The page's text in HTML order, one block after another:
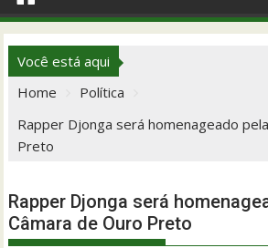
Você está aqui
Home
Política
Rapper Djonga será homenageado
Preto
Rapper Djonga será
Câmara de Ouro Preto